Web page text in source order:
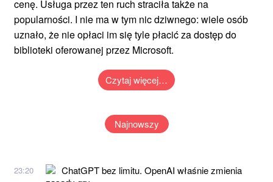
cenę. Usługa przez ten ruch straciła także na
popularności. I nie ma w tym nic dziwnego: wiele osób
uznało, że nie opłaci im się tyle płacić za dostęp do
biblioteki oferowanej przez Microsoft.
Czytaj więcej…
Najnowszy
23:20
ChatGPT bez limitu. OpenAI właśnie zmienia